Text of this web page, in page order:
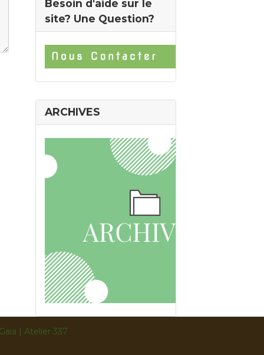
Besoin d'aide sur le
site? Une Question?
ARCHIVES
Gaïa | Atelier 337